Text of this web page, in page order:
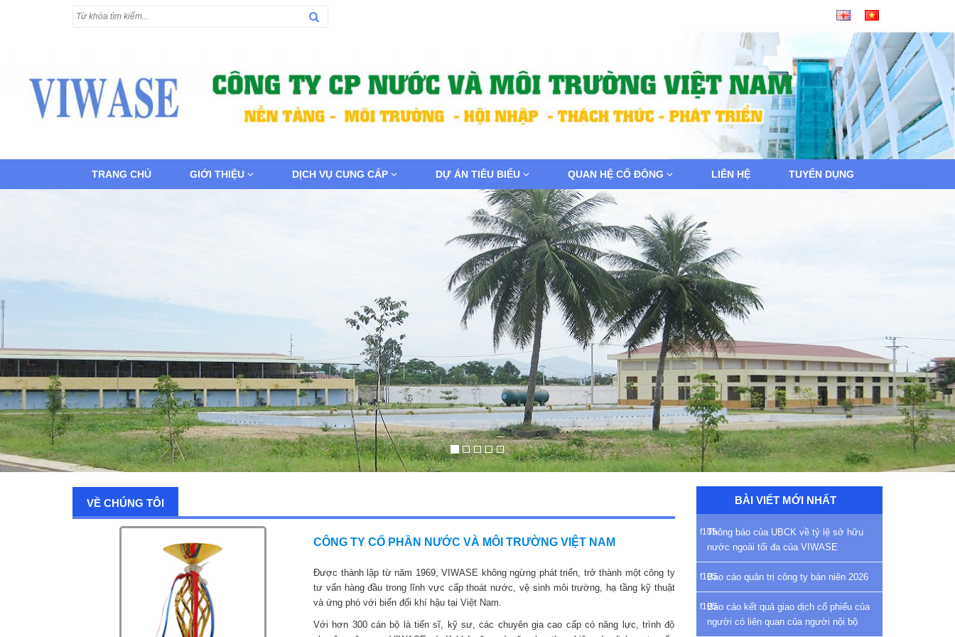
TRANG CHỦ GIỚI THIỆU DỊCH VỤ CUNG CẤP DỰ ÁN TIÊU BIỂU QUAN HỆ CỔ ĐÔNG LIÊN HỆ TUYỂN DỤNG
VỀ CHÚNG TÔI
CÔNG TY CỔ PHẦN NƯỚC VÀ MÔI TRƯỜNG VIỆT NAM
Được thành lập từ năm 1969, VIWASE không ngừng phát triển, trở thành một công ty
tư vấn hàng đầu trong lĩnh vực cấp thoát nước, vệ sinh môi trường, hạ tầng kỹ thuật
và ứng phó với biến đổi khí hậu tại Việt Nam.
Với hơn 300 cán bộ là tiến sĩ, kỹ sư, các chuyên gia cao cấp có năng lực, trình độ
BÀI VIẾT MỚI NHẤT
Thông báo của UBCK về tỷ lệ sở hữu
nước ngoài tối đa của VIWASE
Báo cáo quản trị công ty bán niên 2026
Báo cáo kết quả giao dịch cổ phiếu của
người có liên quan của người nội bộ